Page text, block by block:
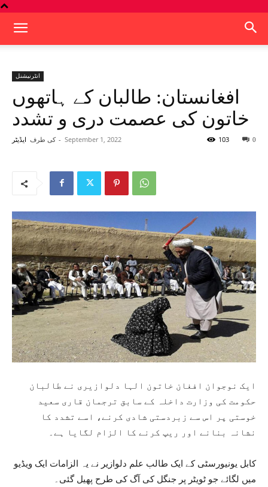
انٹرنیشنل
افغانستان: طالبان کے ہاتھوں
خاتون کی عصمت دری و تشدد
کی طرف ایڈیٹر - September 1, 2022 0
103
ایک نوجوان افغان خاتون الہا دلوازیری نے طالبان
حکومت کی وزارت داخلہ کے سابق ترجمان قاری سعید
خوستی پر اس سے زبردستی شادی کرنے، اسے تشدد کا
نشانہ بنانے اور ریپ کرنے کا الزام لگایا ہے۔
کابل یونیورسٹی کے ایک طالب علم دلوازیر نے یہ الزامات ایک ویڈیو
میں لگائے جو ٹویٹر پر جنگل کی آگ کی طرح پھیل گئی۔